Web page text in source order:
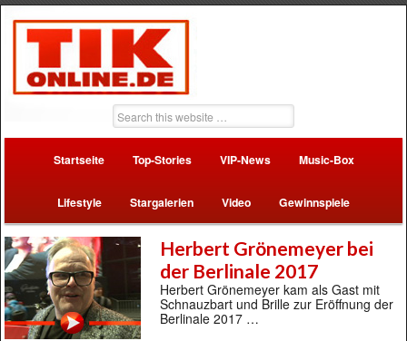
Startseite Top-Stories VIP-News Music-Box
Lifestyle Stargalerien Video Gewinnspiele
Herbert Grönemeyer bei
der Berlinale 2017
Herbert Grönemeyer kam als Gast mit
Schnauzbart und Brille zur Eröffnung der
Berlinale 2017 …